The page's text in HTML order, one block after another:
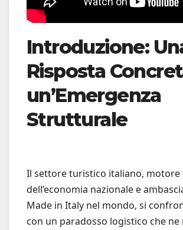
Introduzione:
Risposta
un’Emergenza
Strutturale
Il settore turistico italiano, motore
dell’economia nazionale e
Made in Italy nel mondo, si
con un paradosso logistico che ne